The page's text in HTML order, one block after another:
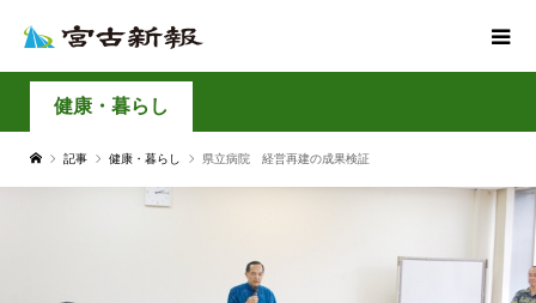
健康・暮らし
記事 健康・暮らし 県立病院 経営再建の成果検証